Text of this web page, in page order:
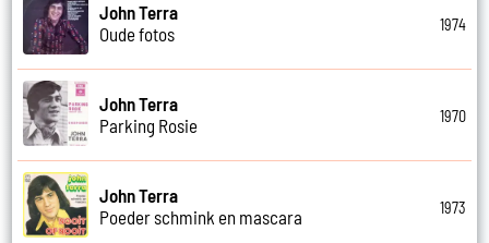
John Terra
Oude fotos
1974
John Terra
Parking Rosie
1970
John Terra
Poeder schmink en mascara
1973